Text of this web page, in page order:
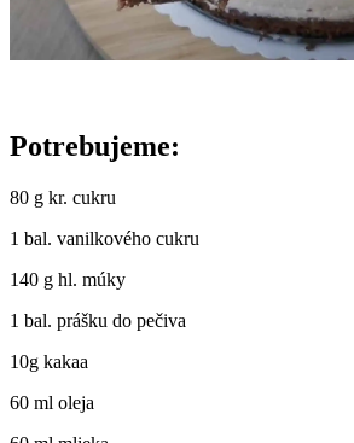
Potrebujeme:
80 g kr. cukru
1 bal. vanilkového cukru
140 g hl. múky
1 bal. prášku do pečiva
10g kakaa
60 ml oleja